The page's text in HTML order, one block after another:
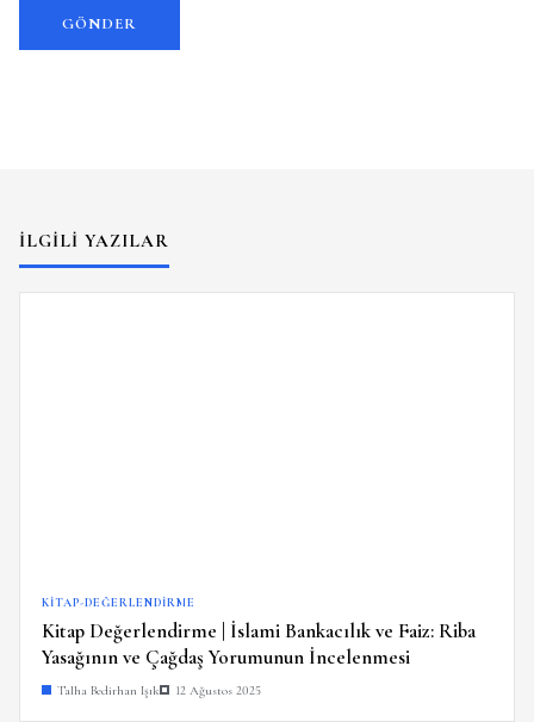
İLGILI YAZILAR
KITAP-DEĞERLENDIRME
Kitap Değerlendirme | İslami Bankacılık ve Faiz: Riba
Yasağının ve Çağdaş Yorumunun İncelenmesi
Talha Bedirhan Işık 12 Ağustos 2025